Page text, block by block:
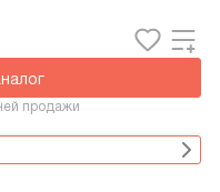
продажи